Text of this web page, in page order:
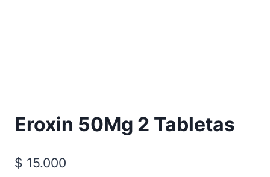
Eroxin 50Mg 2 Tabletas
$ 15.000